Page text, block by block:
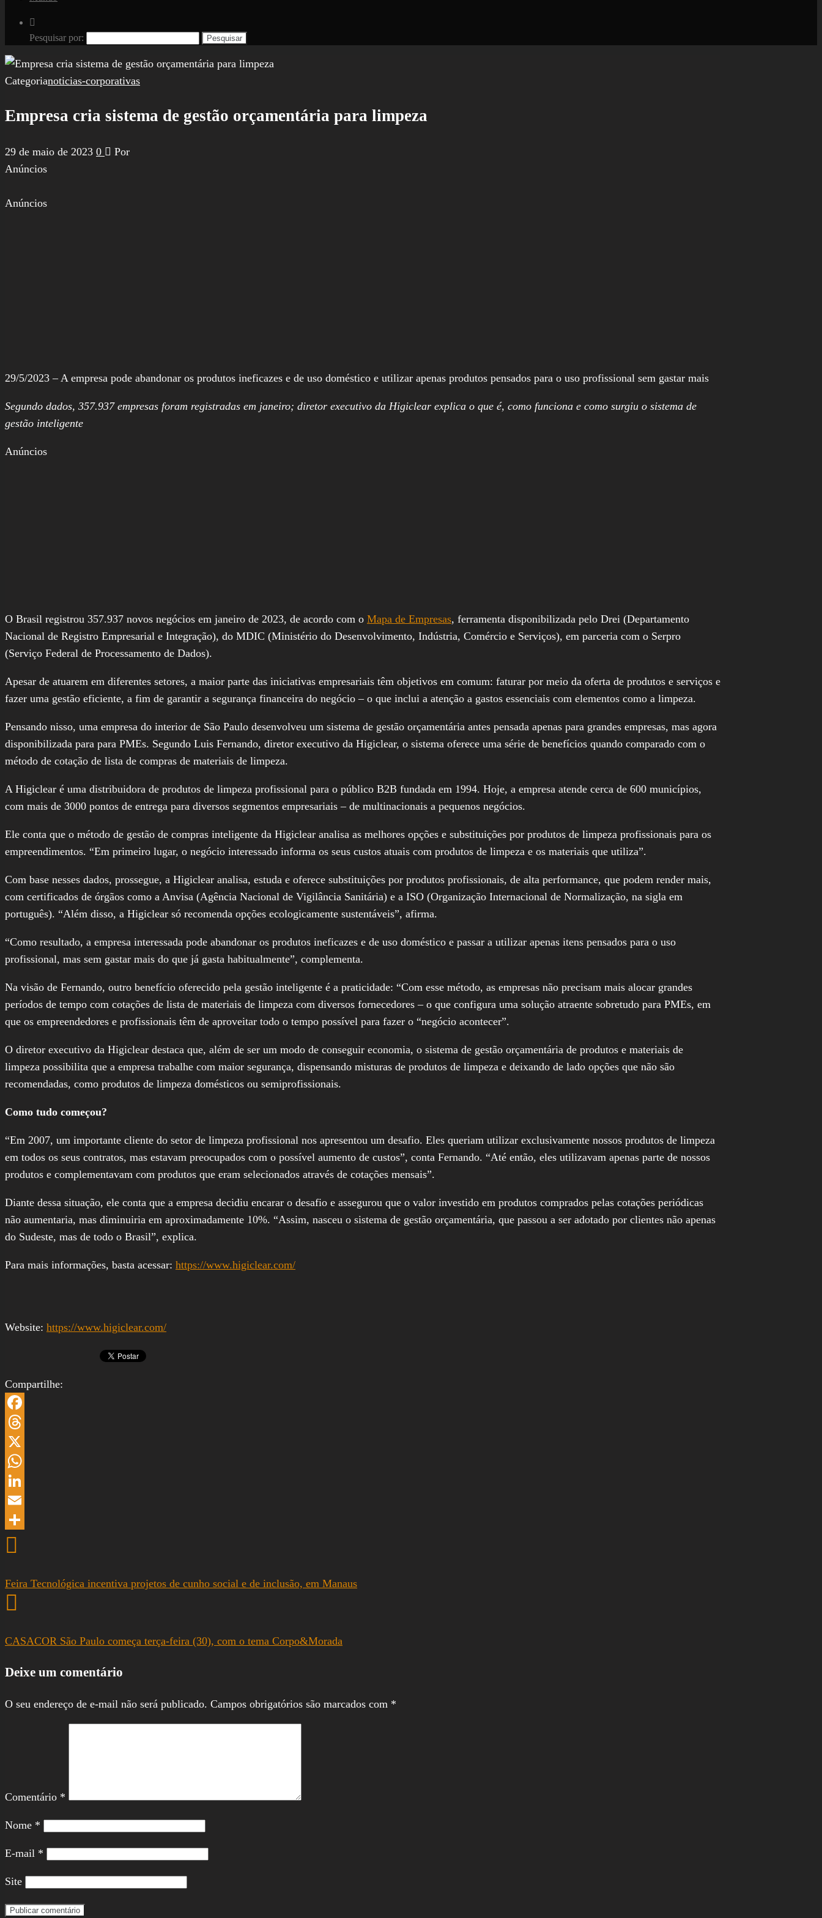
Pesquisar por:
Categorianoticias-corporativas
Empresa cria sistema de gestão orçamentária para limpeza
29 de maio de 2023 0
Por
Anúncios
Anúncios
29/5/2023 – A empresa pode abandonar os produtos ineficazes e de uso doméstico e utilizar apenas produtos pensados para o uso profissional sem gastar mais
Segundo dados, 357.937 empresas foram registradas em janeiro; diretor executivo da Higiclear explica o que é, como funciona e como surgiu o sistema de
gestão inteligente
Anúncios
O Brasil registrou 357.937 novos negócios em janeiro de 2023, de acordo com o Mapa de Empresas, ferramenta disponibilizada pelo Drei (Departamento
Nacional de Registro Empresarial e Integração), do MDIC (Ministério do Desenvolvimento, Indústria, Comércio e Serviços), em parceria com o Serpro
(Serviço Federal de Processamento de Dados).
Apesar de atuarem em diferentes setores, a maior parte das iniciativas empresariais têm objetivos em comum: faturar por meio da oferta de produtos e serviços e
fazer uma gestão eficiente, a fim de garantir a segurança financeira do negócio – o que inclui a atenção a gastos essenciais com elementos como a limpeza.
Pensando nisso, uma empresa do interior de São Paulo desenvolveu um sistema de gestão orçamentária antes pensada apenas para grandes empresas, mas agora
disponibilizada para para PMEs. Segundo Luis Fernando, diretor executivo da Higiclear, o sistema oferece uma série de benefícios quando comparado com o
método de cotação de lista de compras de materiais de limpeza.
A Higiclear é uma distribuidora de produtos de limpeza profissional para o público B2B fundada em 1994. Hoje, a empresa atende cerca de 600 municípios,
com mais de 3000 pontos de entrega para diversos segmentos empresariais – de multinacionais a pequenos negócios.
Ele conta que o método de gestão de compras inteligente da Higiclear analisa as melhores opções e substituições por produtos de limpeza profissionais para os
empreendimentos. “Em primeiro lugar, o negócio interessado informa os seus custos atuais com produtos de limpeza e os materiais que utiliza”.
Com base nesses dados, prossegue, a Higiclear analisa, estuda e oferece substituições por produtos profissionais, de alta performance, que podem render mais,
com certificados de órgãos como a Anvisa (Agência Nacional de Vigilância Sanitária) e a ISO (Organização Internacional de Normalização, na sigla em
português). “Além disso, a Higiclear só recomenda opções ecologicamente sustentáveis”, afirma.
“Como resultado, a empresa interessada pode abandonar os produtos ineficazes e de uso doméstico e passar a utilizar apenas itens pensados para o uso
profissional, mas sem gastar mais do que já gasta habitualmente”, complementa.
Na visão de Fernando, outro benefício oferecido pela gestão inteligente é a praticidade: “Com esse método, as empresas não precisam mais alocar grandes
períodos de tempo com cotações de lista de materiais de limpeza com diversos fornecedores – o que configura uma solução atraente sobretudo para PMEs, em
que os empreendedores e profissionais têm de aproveitar todo o tempo possível para fazer o “negócio acontecer”.
O diretor executivo da Higiclear destaca que, além de ser um modo de conseguir economia, o sistema de gestão orçamentária de produtos e materiais de
limpeza possibilita que a empresa trabalhe com maior segurança, dispensando misturas de produtos de limpeza e deixando de lado opções que não são
recomendadas, como produtos de limpeza domésticos ou semiprofissionais.
Como tudo começou?
“Em 2007, um importante cliente do setor de limpeza profissional nos apresentou um desafio. Eles queriam utilizar exclusivamente nossos produtos de limpeza
em todos os seus contratos, mas estavam preocupados com o possível aumento de custos”, conta Fernando. “Até então, eles utilizavam apenas parte de nossos
produtos e complementavam com produtos que eram selecionados através de cotações mensais”.
Diante dessa situação, ele conta que a empresa decidiu encarar o desafio e assegurou que o valor investido em produtos comprados pelas cotações periódicas
não aumentaria, mas diminuiria em aproximadamente 10%. “Assim, nasceu o sistema de gestão orçamentária, que passou a ser adotado por clientes não apenas
do Sudeste, mas de todo o Brasil”, explica.
Para mais informações, basta acessar: https://www.higiclear.com/
Website: https://www.higiclear.com/
Compartilhe:
Facebook
Threads
X
WhatsApp
LinkedIn
Email
Share
Feira Tecnológica incentiva projetos de cunho social e de inclusão, em Manaus
CASACOR São Paulo começa terça-feira (30), com o tema Corpo&Morada
Deixe um comentário
O seu endereço de e-mail não será publicado. Campos obrigatórios são marcados com *
Comentário *
Nome *
E-mail *
Site